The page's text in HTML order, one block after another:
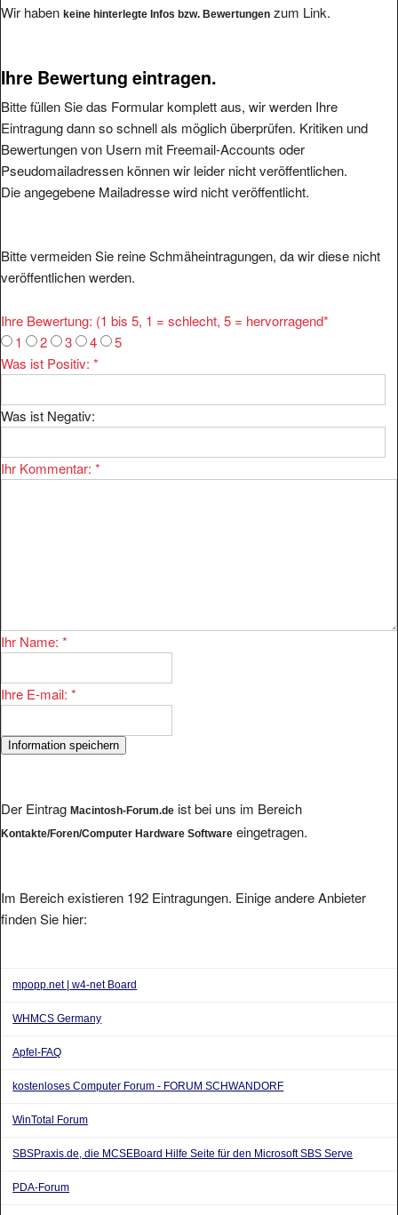
Wir haben keine hinterlegte Infos bzw. Bewertungen zum Link.
Ihre Bewertung eintragen.
Bitte füllen Sie das Formular komplett aus, wir werden Ihre
Eintragung dann so schnell als möglich überprüfen. Kritiken und
Bewertungen von Usern mit Freemail-Accounts oder
Pseudomailadressen können wir leider nicht veröffentlichen.
Die angegebene Mailadresse wird nicht veröffentlicht.
Bitte vermeiden Sie reine Schmäheintragungen, da wir diese nicht
veröffentlichen werden.
Ihre Bewertung: (1 bis 5, 1 = schlecht, 5 = hervorragend*
1
2 3 4
5
Was ist Positiv: *
Was ist Negativ:
Ihr Kommentar: *
Ihr Name: *
Ihre E-mail: *
Der Eintrag Macintosh-Forum.de ist bei uns im Bereich
Kontakte/Foren/Computer Hardware Software eingetragen.
Im Bereich existieren 192 Eintragungen. Einige andere Anbieter
finden Sie hier:
mpopp.net | w4-net Board
WHMCS Germany
Apfel-FAQ
kostenloses Computer Forum - FORUM SCHWANDORF
WinTotal Forum
SBSPraxis.de, die MCSEBoard Hilfe Seite für den Microsoft SBS Serve
PDA-Forum